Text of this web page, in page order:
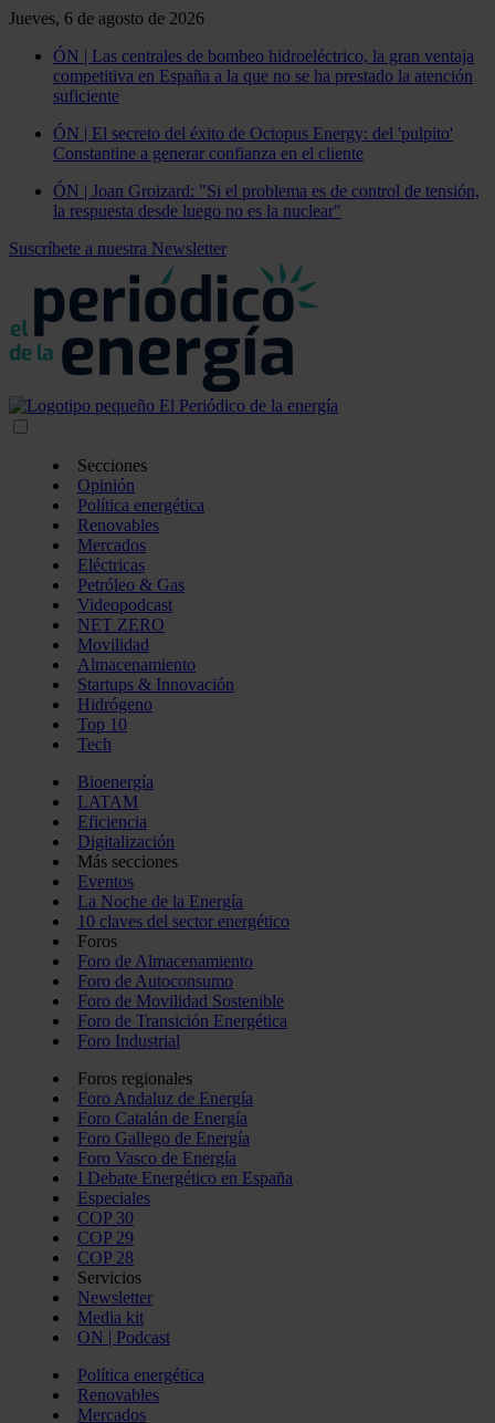
Jueves, 6 de agosto de 2026
ÓN | Las centrales de bombeo hidroeléctrico, la gran ventaja
competitiva en España a la que no se ha prestado la atención
suficiente
ÓN | El secreto del éxito de Octopus Energy: del 'pulpito'
Constantine a generar confianza en el cliente
ÓN | Joan Groizard: "Si el problema es de control de tensión,
la respuesta desde luego no es la nuclear"
Suscríbete a nuestra Newsletter
Secciones
Opinión
Política energética
Renovables
Mercados
Eléctricas
Petróleo & Gas
Videopodcast
NET ZERO
Movilidad
Almacenamiento
Startups & Innovación
Hidrógeno
Top 10
Tech
Bioenergía
LATAM
Eficiencia
Digitalización
Más secciones
Eventos
La Noche de la Energía
10 claves del sector energético
Foros
Foro de Almacenamiento
Foro de Autoconsumo
Foro de Movilidad Sostenible
Foro de Transición Energética
Foro Industrial
Foros regionales
Foro Andaluz de Energía
Foro Catalán de Energía
Foro Gallego de Energía
Foro Vasco de Energía
I Debate Energético en España
Especiales
COP 30
COP 29
COP 28
Servicios
Newsletter
Media kit
ON | Podcast
Política energética
Renovables
Mercados